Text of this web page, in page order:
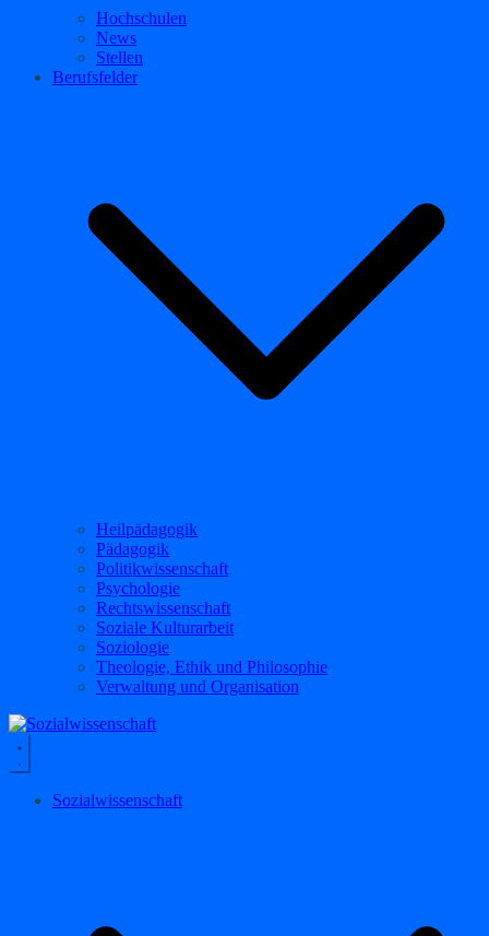
Hochschulen
News
Stellen
Berufsfelder
Heilpädagogik
Pädagogik
Politikwissenschaft
Psychologie
Rechtswissenschaft
Soziale Kulturarbeit
Soziologie
Theologie, Ethik und Philosophie
Verwaltung und Organisation
Sozialwissenschaft